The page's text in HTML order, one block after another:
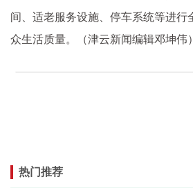
间、适老服务设施、停车系统等进行
众生活质量。（津云新闻编辑邓坤伟）
热门推荐